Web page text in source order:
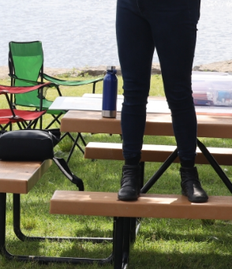
À propos
Équipe
de
Initiatives